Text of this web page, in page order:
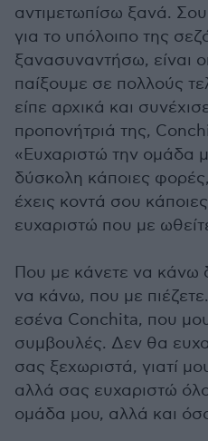
αντιμετωπίσω ξανά.
για το υπόλοιπο της
ξανασυναντήσω, είναι
παίξουμε σε πολλούς
είπε αρχικά και
προπονήτριά της,
«Ευχαριστώ την ομάδα
δύσκολη κάποιες
έχεις κοντά σου
ευχαριστώ που με
Που με κάνετε να κάνω
να κάνω, που με
εσένα Conchita, που μου
συμβουλές. Δεν θα
σας ξεχωριστά, γιατί
αλλά σας ευχαριστώ
ομάδα μου, αλλά και